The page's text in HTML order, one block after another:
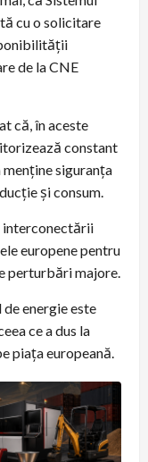
cu o solicitare
de la CNE
că, în aceste
constant
menține siguranța
și consum.
interconectării
europene pentru
perturbări majore.
energie este
ce a dus la
piața europeană.